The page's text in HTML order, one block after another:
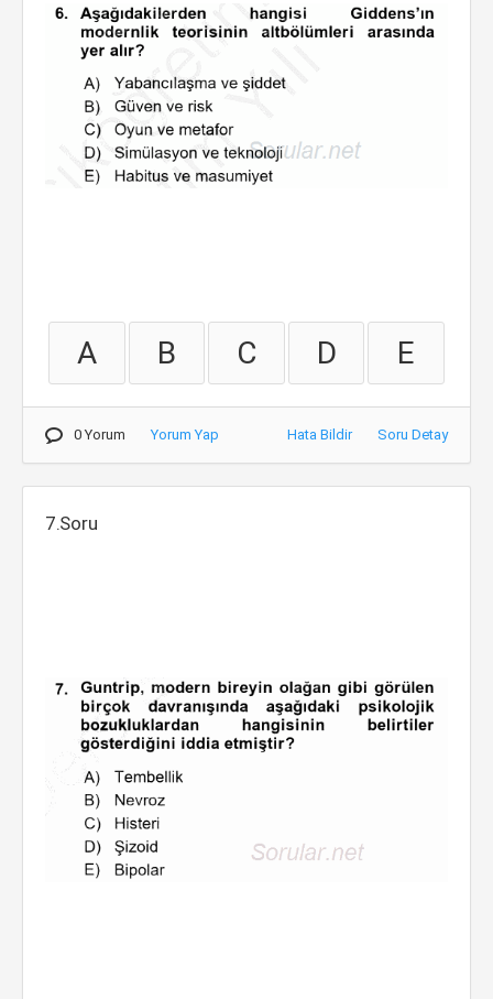
A B C D E
0 Yorum Yorum Yap Hata Bildir Soru Detay
7.Soru